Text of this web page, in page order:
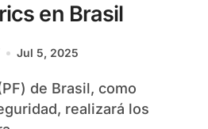
en Brasil
Jul 5, 2025
realizará los